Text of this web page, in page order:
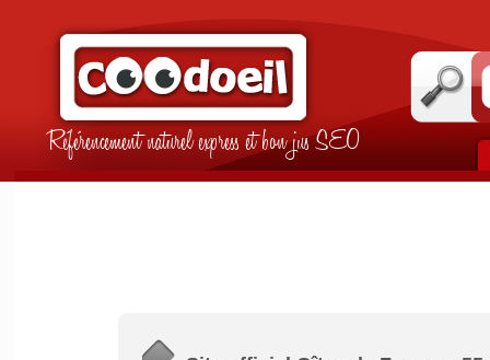
Référencement naturel express et bon jus SEO